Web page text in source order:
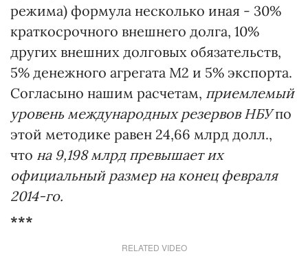
режима) формула несколько иная - 30%
краткосрочного внешнего долга, 10%
других внешних долговых обязательств,
5% денежного агрегата M2 и 5% экспорта.
Согласыно нашим расчетам, приемлемый
уровень международных резервов НБУпо
этой методике равен 24,66 млрд долл.,
что на 9,198 млрд превышает их
официальный размер на конец февраля
2014-го.
***
RELATED VIDEO